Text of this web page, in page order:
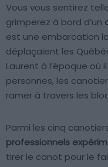
Vous vous sentirez
grimperez à bord d’un
est une embarcation
déplaçaient les
Laurent à l’époque où
personnes, les
ramer à travers les
Parmi les cinq
professionnels
tirer le canot pour le